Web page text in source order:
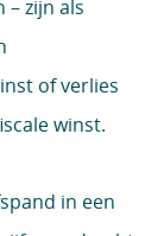
zijn als
of verlies
winst.
in een